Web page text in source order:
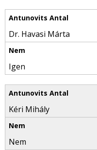
Dr. Havasi Márta
Igen
Kéri Mihály
Nem